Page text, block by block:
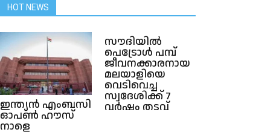
HOT NEWS
ഇന്ത്യൻ എംബസി
ഓപൺ ഹൗസ്
നാളെ
സൗദിയിൽ
പെട്രോൾ പമ്പ്
ജീവനക്കാരനായ
മലയാളിയെ
വെടിവെച്ച
സ്വദേശിക്ക് 7
വർഷം തടവ്